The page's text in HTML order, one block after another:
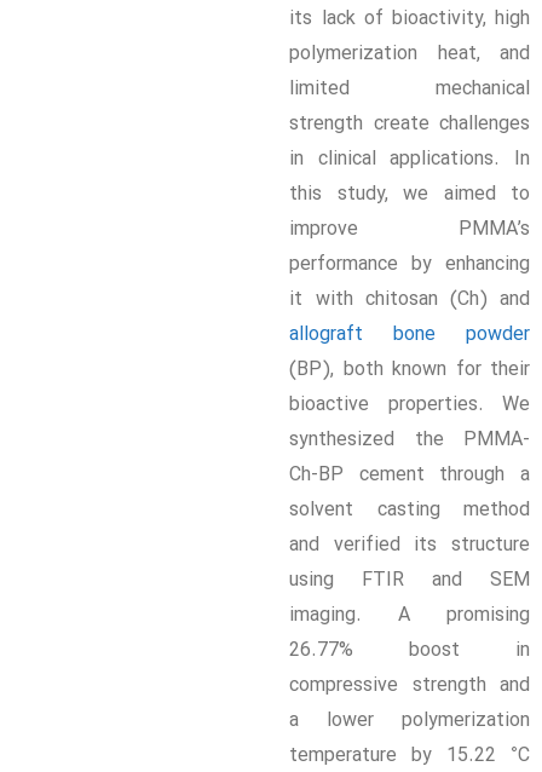
its lack of bioactivity, high
polymerization heat, and
limited mechanical
strength create challenges
in clinical applications. In
this study, we aimed to
improve PMMA’s
performance by enhancing
it with chitosan (Ch) and
allograft bone powder
(BP), both known for their
bioactive properties. We
synthesized the PMMA-
Ch-BP cement through a
solvent casting method
and verified its structure
using FTIR and SEM
imaging. A promising
26.77% boost in
compressive strength and
a lower polymerization
temperature by 15.22 °C